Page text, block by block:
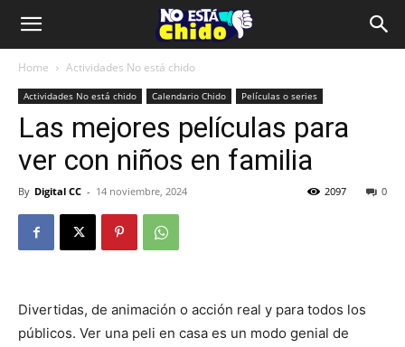
Home Actividades No está chido
Actividades No está chido Calendario Chido Películas o series
Las mejores películas para
ver con niños en familia
By Digital CC - 14 noviembre, 2024 0
2097
Divertidas, de animación o acción real y para todos los
públicos. Ver una peli en casa es un modo genial de